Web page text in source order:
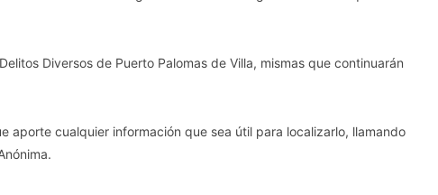
Diversos de Puerto Palomas de Villa, mismas que continuarán
aporte cualquier información que sea útil para localizarlo, llamando